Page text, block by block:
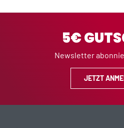
5€
Newsletter
JETZT